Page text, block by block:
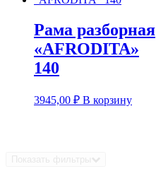
Рама разборная
«AFRODITA»
140
3945,00 ₽ В корзину